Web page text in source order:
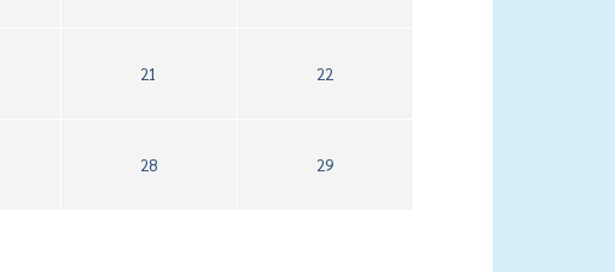
21 22
28 29